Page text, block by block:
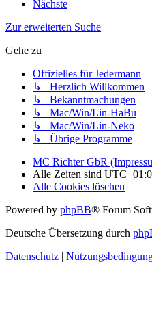
Nächste
Zur erweiterten Suche
Gehe zu
Offizielles für Jedermann
↳ Herzlich Willkommen
↳ Bekanntmachungen
↳ Mac/Win/Lin-HaBu
↳ Mac/Win/Lin-Neko
↳ Übrige Programme
MC Richter GbR
Alle Zeiten sind
Alle Cookies löschen
Powered by phpBB® Forum
Deutsche Übersetzung durch
Datenschutz